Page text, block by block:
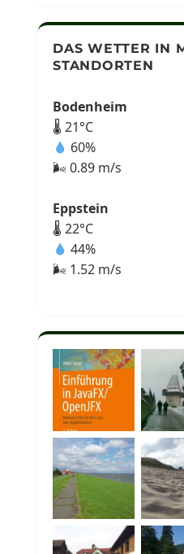
DAS WETTER IN
STANDORTEN
Bodenheim
🌡 21°C
60%
🌬 0.89 m/s
Eppstein
🌡 22°C
44%
🌬 1.52 m/s